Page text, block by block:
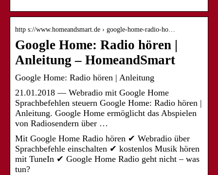
http s://www.homeandsmart.de › google-home-radio-ho…
Google Home: Radio hören |
Anleitung – HomeandSmart
Google Home: Radio hören | Anleitung
21.01.2018 — Webradio mit Google Home
Sprachbefehlen steuern Google Home: Radio hören |
Anleitung. Google Home ermöglicht das Abspielen
von Radiosendern über …
Mit Google Home Radio hören ✔ Webradio über
Sprachbefehle einschalten ✔ kostenlos Musik hören
mit TuneIn ✔ Google Home Radio geht nicht – was
tun?